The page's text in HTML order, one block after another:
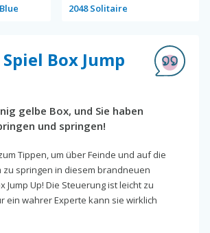
2048 Solitaire
Box Jump
gelbe Box, und Sie haben
und springen!
Tippen, um über Feinde und auf die
zu springen in diesem brandneuen
Jump Up! Die Steuerung ist leicht zu
ein wahrer Experte kann sie wirklich